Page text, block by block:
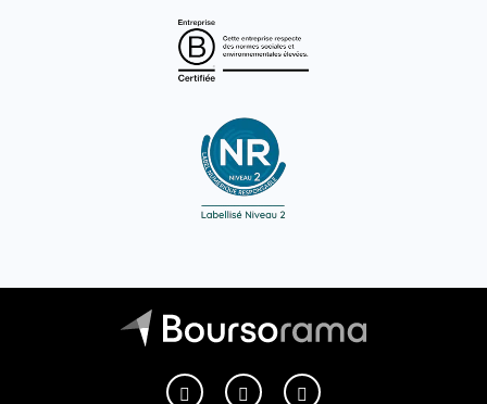
Boursorama sur Facebook
Boursorama sur XBoursorama sur